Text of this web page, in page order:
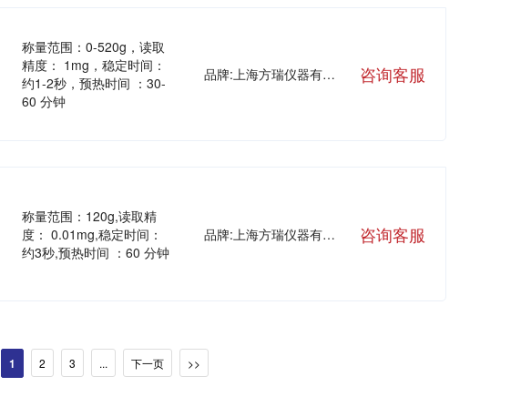
称量范围：0-520g，读取
精度： 1mg，稳定时间：
约1-2秒，预热时间 ：30-
60 分钟
品牌:上海方瑞仪器有限公司 咨询客服
称量范围：120g,读取精
度： 0.01mg,稳定时间：
约3秒,预热时间 ：60 分钟
品牌:上海方瑞仪器有限公司 咨询客服
1 2 3 ... 下一页 >>